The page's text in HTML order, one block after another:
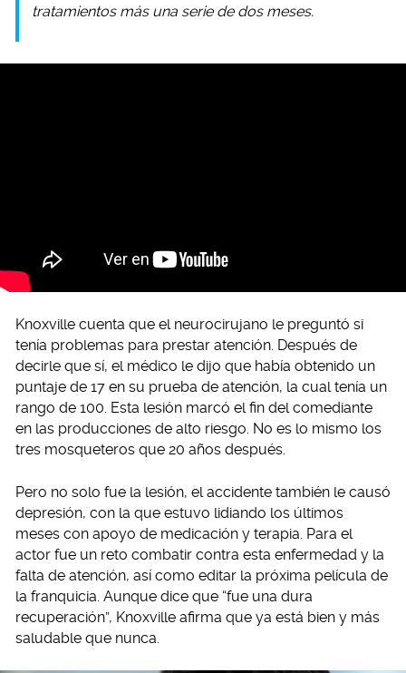
tratamientos más una serie de dos meses.
Knoxville cuenta que el neurocirujano le preguntó si
tenía problemas para prestar atención. Después de
decirle que sí, el médico le dijo que había obtenido un
puntaje de 17 en su prueba de atención, la cual tenía un
rango de 100. Esta lesión marcó el fin del comediante
en las producciones de alto riesgo. No es lo mismo los
tres mosqueteros que 20 años después.
Pero no solo fue la lesión, el accidente también le causó
depresión, con la que estuvo lidiando los últimos
meses con apoyo de medicación y terapia. Para el
actor fue un reto combatir contra esta enfermedad y la
falta de atención, así como editar la próxima película de
la franquicia. Aunque dice que “fue una dura
recuperación”, Knoxville afirma que ya está bien y más
saludable que nunca.